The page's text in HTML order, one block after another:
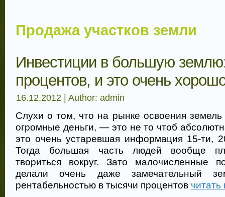
Продажа участков земли
Инвестиции в большую
процентов, и это очень
16.12.2012 | Author: admin
Слухи о том, что на рынке освоения
огромные деньги, — это не то чтоб
это очень устаревшая информация 15-ти,
Тогда большая часть людей вообще
твориться вокруг. Зато малочисленные
делали очень даже замечательный
рентабельностью в тысячи процентов